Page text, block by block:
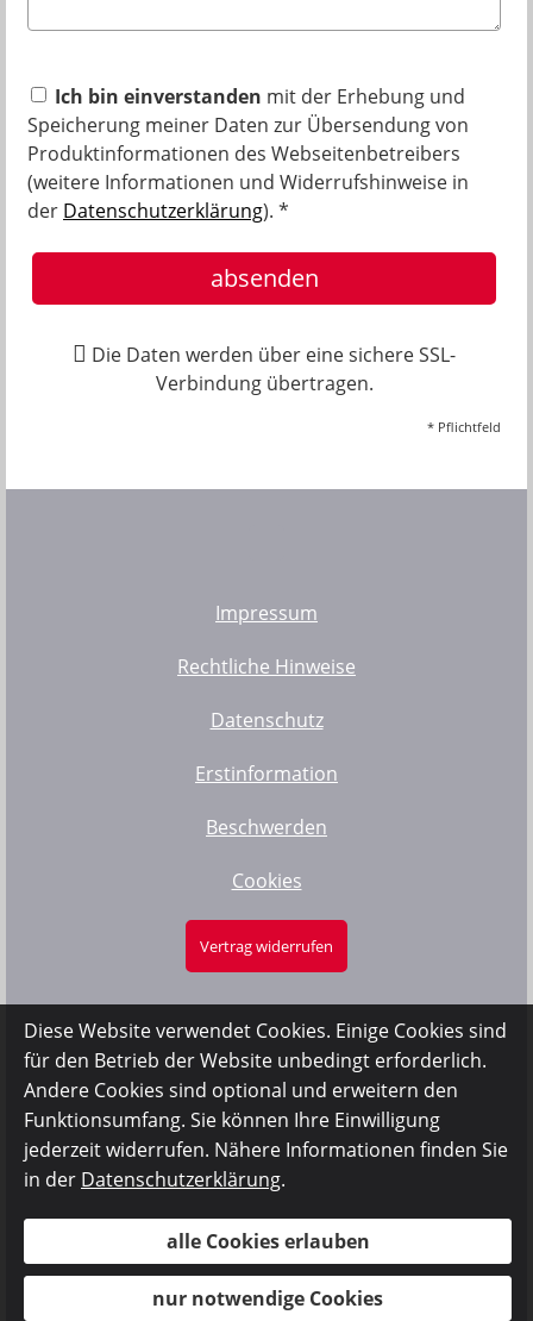
Ich bin einverstanden mit der Erhebung und
Speicherung meiner Daten zur Übersendung von
Produktinformationen des Webseitenbetreibers
(weitere Informationen und Widerrufshinweise in
der Datenschutzerklärung). *
absenden
Die Daten werden über eine sichere SSL-
Verbindung übertragen.
* Pflichtfeld
Impressum
Rechtliche Hinweise
Datenschutz
Erstinformation
Beschwerden
Cookies
Vertrag widerrufen
Diese Website verwendet Cookies. Einige Cookies sind
für den Betrieb der Website unbedingt erforderlich.
Andere Cookies sind optional und erweitern den
Funktionsumfang. Sie können Ihre Einwilligung
jederzeit widerrufen. Nähere Informationen finden Sie
in der Datenschutzerklärung.
alle Cookies erlauben
nur notwendige Cookies